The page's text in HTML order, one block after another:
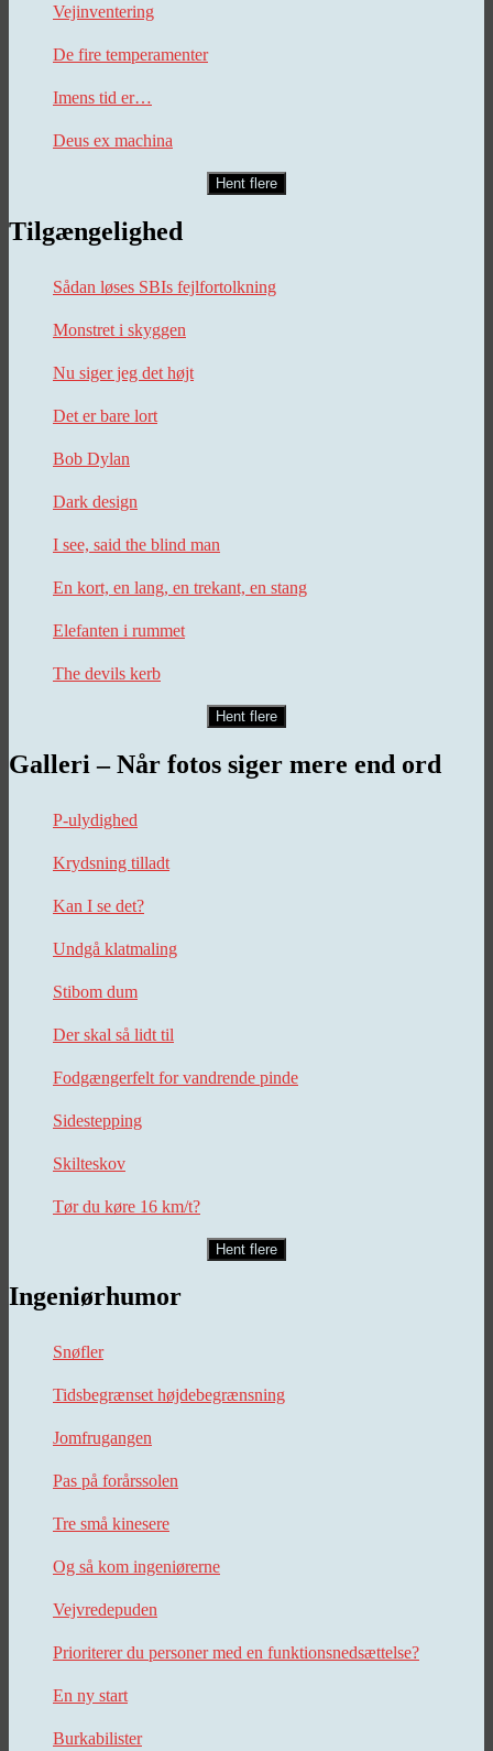
Vejinventering
De fire temperamenter
Imens tid er…
Deus ex machina
Hent flere
Tilgængelighed
Sådan løses SBIs fejlfortolkning
Monstret i skyggen
Nu siger jeg det højt
Det er bare lort
Bob Dylan
Dark design
I see, said the blind man
En kort, en lang, en trekant, en stang
Elefanten i rummet
The devils kerb
Hent flere
Galleri – Når fotos siger mere end ord
P-ulydighed
Krydsning tilladt
Kan I se det?
Undgå klatmaling
Stibom dum
Der skal så lidt til
Fodgængerfelt for vandrende pinde
Sidestepping
Skilteskov
Tør du køre 16 km/t?
Hent flere
Ingeniørhumor
Snøfler
Tidsbegrænset højdebegrænsning
Jomfrugangen
Pas på forårssolen
Tre små kinesere
Og så kom ingeniørerne
Vejvredepuden
Prioriterer du personer med en funktionsnedsættelse?
En ny start
Burkabilister